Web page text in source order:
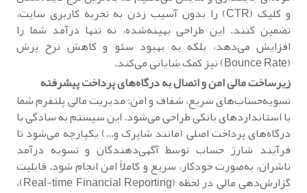
و کلیک (CTR) را بدون آسیب زدن به تجربه کاربری سایت،
تضمین کنند. این طراحی بهینه‌شده، نه تنها درآمد شما را
افزایش می‌دهد، بلکه به بهبود سئو و کاهش نرخ پرش
(Bounce Rate) نیز کمک شایانی می‌کند.
زیرساخت مالی امن و اتصال به درگاه‌های پرداخت پیشرفته
تسویه‌حساب‌های سریع، شفاف و امن: مدیریت مالی پلتفرم شما
با استانداردهای بانکی طراحی می‌شود. این سیستم به سادگی با
درگاه‌های پرداخت اصلی (مانند شاپرک و...) یکپارچه می‌شود تا
فرآیند شارژ حساب توسط آگهی‌دهندگان و تسویه درآمد
ناشران، به‌صورت خودکار، سریع و کاملاً امن انجام شود. قابلیت
گزارش‌دهی مالی در لحظه (Real-time Financial Reporting)،